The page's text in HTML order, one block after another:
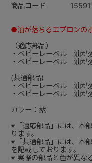
商品コード
●油が落ちるエプロンの
（適応部品）
・ベビーレーベル 油が
・ベビーレーベル 油が
(共通部品)
・ベビーレーベル 油が
・ベビーレーベル 油が
カラー：紫
※「適応部品」には、本
ります。
※「共通部品」には、本
を記載しております。
※ 実際の部品と色が異な